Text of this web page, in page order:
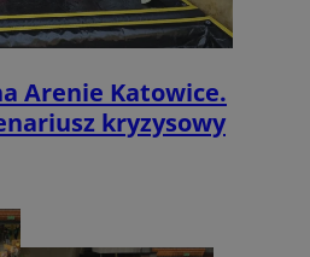
Arenie Katowice.
kryzysowy